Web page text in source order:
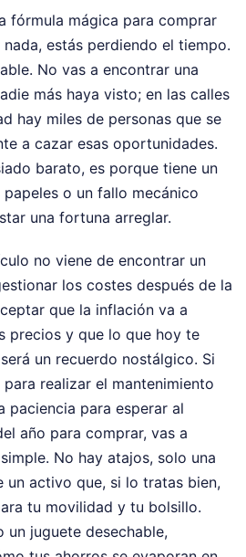
fórmula mágica para comprar
estás perdiendo el tiempo.
No vas a encontrar una
más haya visto; en las calles
hay miles de personas que se
a cazar esas oportunidades.
barato, es porque tiene un
o un fallo mecánico
una fortuna arreglar.
no viene de encontrar un
los costes después de la
que la inflación va a
precios y que lo que hoy te
un recuerdo nostálgico. Si
realizar el mantenimiento
paciencia para esperar al
año para comprar, vas a
No hay atajos, solo una
un activo que, si lo tratas bien,
tu movilidad y tu bolsillo.
juguete desechable,